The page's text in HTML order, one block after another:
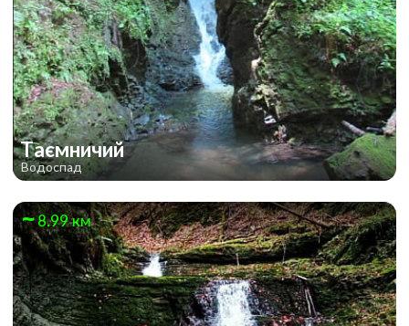
Таємничий
Водоспад
8.99 км